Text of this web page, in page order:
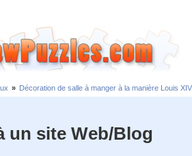
» Décoration de salle à manger à la manière Louis XIV
un site Web/Blog